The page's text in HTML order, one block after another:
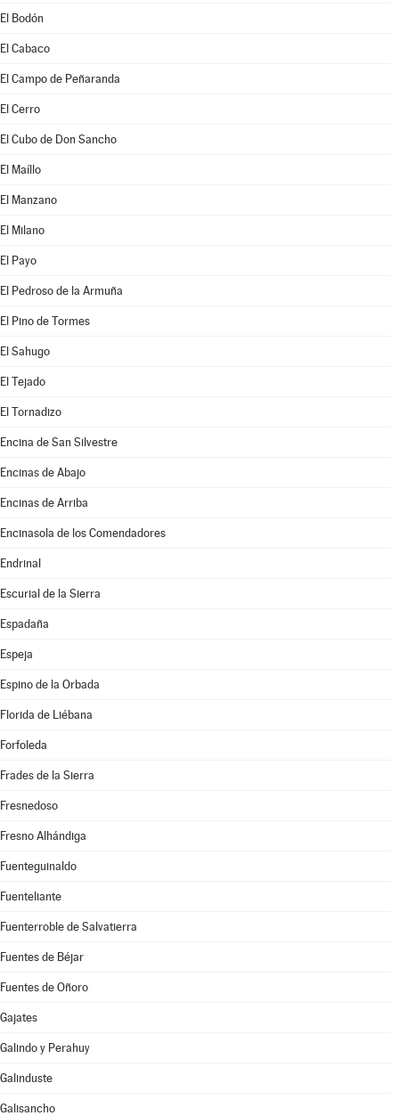
El Bodón
El Cabaco
El Campo de Peñaranda
El Cerro
El Cubo de Don Sancho
El Maíllo
El Manzano
El Milano
El Payo
El Pedroso de la Armuña
El Pino de Tormes
El Sahugo
El Tejado
El Tornadizo
Encina de San Silvestre
Encinas de Abajo
Encinas de Arriba
Encinasola de los Comendadores
Endrinal
Escurial de la Sierra
Espadaña
Espeja
Espino de la Orbada
Florida de Liébana
Forfoleda
Frades de la Sierra
Fresnedoso
Fresno Alhándiga
Fuenteguinaldo
Fuenteliante
Fuenterroble de Salvatierra
Fuentes de Béjar
Fuentes de Oñoro
Gajates
Galindo y Perahuy
Galinduste
Galisancho